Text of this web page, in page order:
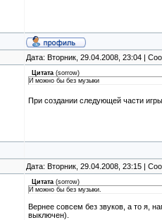
Дата: Вторник, 29.04.2008, 23:04 |
Цитата (sorrow)
И можно бы без музыки
При создании следующей части
Дата: Вторник, 29.04.2008, 23:15 |
Цитата (sorrow)
И можно бы без музыки.
Вернее совсем без звуков, а то я,
выключен).